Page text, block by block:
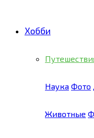
Хобби
Наука Фото
Животные